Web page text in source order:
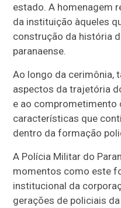
estado. A homenagem
da instituição àqueles
construção da história
paranaense.
Ao longo da cerimônia,
aspectos da trajetória
e ao comprometimento
características que
dentro da formação
A Polícia Militar do
momentos como este
institucional da
gerações de policiais